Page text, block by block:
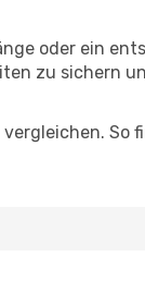
oder ein
zu sichern
So